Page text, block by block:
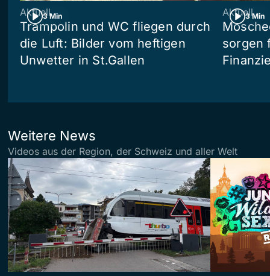
3 Min
Aktuell
Trampolin und WC fliegen durch
die Luft: Bilder vom heftigen
Unwetter in St.Gallen
3 Min
Aktuell
sorgen
Weitere News
Videos aus der Region, der Schweiz und aller Welt